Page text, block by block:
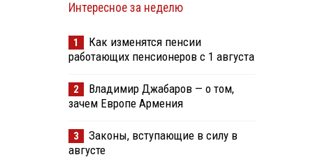
Интересное за неделю
1
Как изменятся пенсии
работающих пенсионеров с 1 августа
2
Владимир Джабаров — о том,
зачем Европе Армения
3
Законы, вступающие в силу в
августе